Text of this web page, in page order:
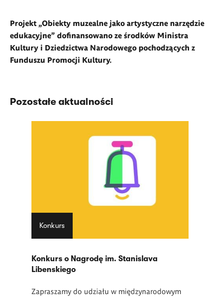
Projekt „Obiekty muzealne jako artystyczne narzędzie
edukacyjne” dofinansowano ze środków Ministra
Kultury i Dziedzictwa Narodowego pochodzących z
Funduszu Promocji Kultury.
Pozostałe aktualności
Konkurs
Konkurs o Nagrodę im. Stanislava
Libenskiego
Zapraszamy do udziału w międzynarodowym